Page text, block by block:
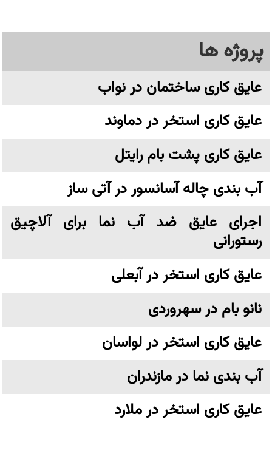
پروژه ها
عایق کاری ساختمان در نواب
عایق کاری استخر در دماوند
عایق کاری پشت بام رایتل
آب بندی چاله آسانسور در آتی ساز
اجرای عایق ضد آب نما برای آلاچیق
رستورانی
عایق کاری استخر در آبعلی
نانو بام در سهروردی
عایق کاری استخر در لواسان
آب بندی نما در مازندران
عایق کاری استخر در ملارد